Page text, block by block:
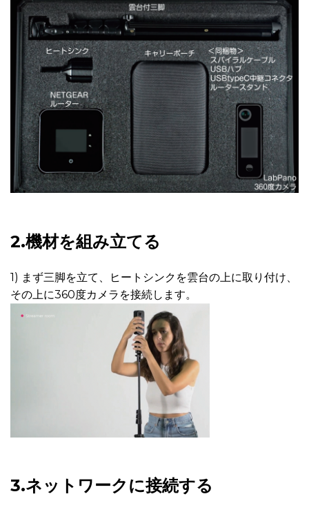
2.機材を組み立てる
1) まず三脚を立て、ヒートシンクを雲台の上に取り付け、
その上に360度カメラを接続します。
3.ネットワークに接続する